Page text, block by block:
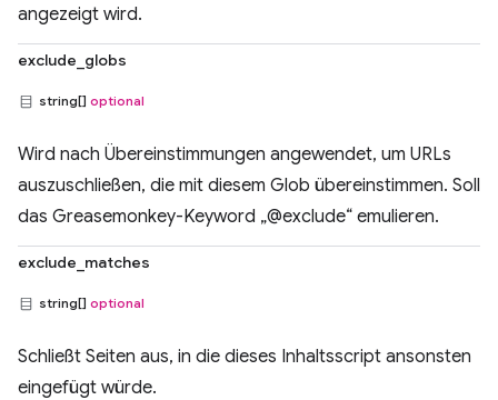
angezeigt wird.
exclude_globs
string[] optional
Wird nach Übereinstimmungen angewendet, um URLs
auszuschließen, die mit diesem Glob übereinstimmen. Soll
das Greasemonkey-Keyword „@exclude“ emulieren.
exclude_matches
string[] optional
Schließt Seiten aus, in die dieses Inhaltsscript ansonsten
eingefügt würde.